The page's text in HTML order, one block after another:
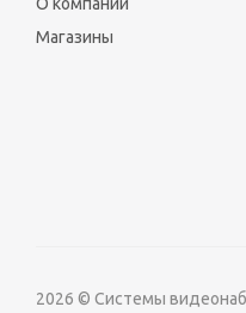
Магазины
2026 © Системы